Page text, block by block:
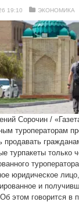
19:10 ЭКОНОМИКА
Сорочин /
туроператорам
продавать
турпакеты только
юридическое лицо,
и
этом говорится в